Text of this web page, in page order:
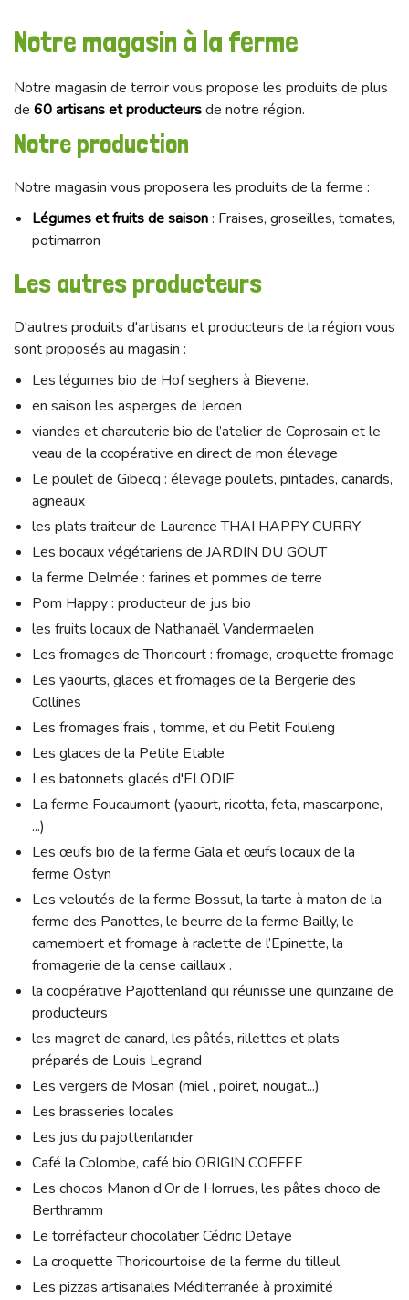
Notre magasin à la ferme
Notre magasin de terroir vous propose les produits de plus
de 60 artisans et producteursde notre région.
Notre production
Notre magasin vous proposera les produits de la ferme :
Légumes et fruits de saison: Fraises, groseilles, tomates,
potimarron
Les autres producteurs
D'autres produits d'artisans et producteurs de la région vous
sont proposés au magasin :
Les légumes bio de Hof seghers à Bievene.
en saison les asperges de Jeroen
viandes et charcuterie bio de l’atelier de Coprosain et le
veau de la ccopérative en direct de mon élevage
Le poulet de Gibecq : élevage poulets, pintades, canards,
agneaux
les plats traiteur de Laurence THAI HAPPY CURRY
Les bocaux végétariens de JARDIN DU GOUT
la ferme Delmée : farines et pommes de terre
Pom Happy : producteur de jus bio
les fruits locaux de Nathanaël Vandermaelen
Les fromages de Thoricourt : fromage, croquette fromage
Les yaourts, glaces et fromages de la Bergerie des
Collines
Les fromages frais , tomme, et du Petit Fouleng
Les glaces de la Petite Etable
Les batonnets glacés d'ELODIE
La ferme Foucaumont (yaourt, ricotta, feta, mascarpone,
...)
Les œufs bio de la ferme Gala et œufs locaux de la
ferme Ostyn
Les veloutés de la ferme Bossut, la tarte à maton de la
ferme des Panottes, le beurre de la ferme Bailly, le
camembert et fromage à raclette de l’Epinette, la
fromagerie de la cense caillaux .
la coopérative Pajottenland qui réunisse une quinzaine de
producteurs
les magret de canard, les pâtés, rillettes et plats
préparés de Louis Legrand
Les vergers de Mosan (miel , poiret, nougat...)
Les brasseries locales
Les jus du pajottenlander
Café la Colombe, café bio ORIGIN COFFEE
Les chocos Manon d’Or de Horrues, les pâtes choco de
Berthramm
Le torréfacteur chocolatier Cédric Detaye
La croquette Thoricourtoise de la ferme du tilleul
Les pizzas artisanales Méditerranée à proximité